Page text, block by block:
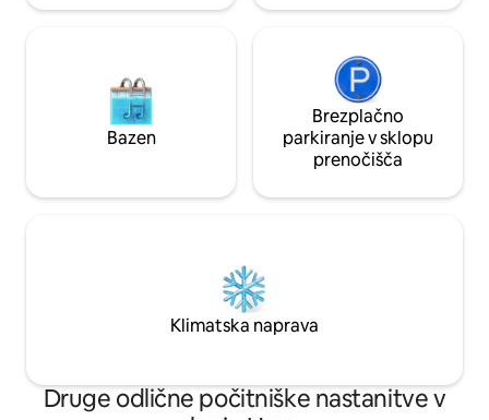
Bazen
Brezplačno
parkiranje v sklopu
prenočišča
Klimatska naprava
Druge odlične počitniške nastanitve v